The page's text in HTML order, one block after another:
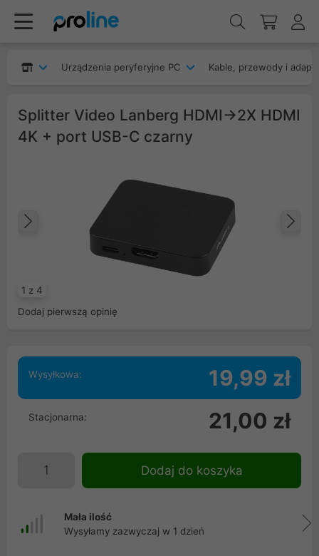
Urządzenia peryferyjne PC Kable, przewody i
Splitter Video Lanberg HDMI->2X HDMI
4K + port USB-C czarny
1 z 4
Poprzedni
Dodaj pierwszą opinię
Wysyłkowa: 19,99 zł
Stacjonarna: 21,00 zł
Dodaj do koszyka
Mała ilość
Wysyłamy zazwyczaj w 1 dzień